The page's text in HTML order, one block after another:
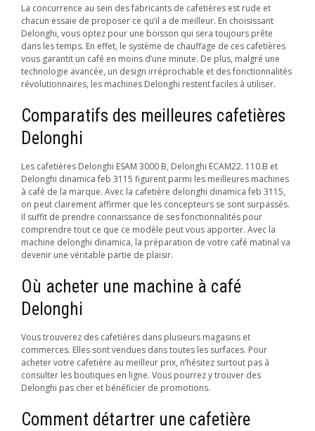
La concurrence au sein des fabricants de cafetières est rude et
chacun essaie de proposer ce qu’il a de meilleur. En choisissant
Delonghi, vous optez pour une boisson qui sera toujours prête
dans les temps. En effet, le système de chauffage de ces cafetières
vous garantit un café en moins d’une minute. De plus, malgré une
technologie avancée, un design irréprochable et des fonctionnalités
révolutionnaires, les machines Delonghi restent faciles à utiliser.
Comparatifs des meilleures cafetières
Delonghi
Les cafetières Delonghi ESAM 3000 B, Delonghi ECAM22. 110.B et
Delonghi dinamica feb 3115 figurent parmi les meilleures machines
à café de la marque. Avec la cafetière delonghi dinamica feb 3115,
on peut clairement affirmer que les concepteurs se sont surpassés.
Il suffit de prendre connaissance de ses fonctionnalités pour
comprendre tout ce que ce modèle peut vous apporter. Avec la
machine delonghi dinamica, la préparation de votre café matinal va
devenir une véritable partie de plaisir.
Où acheter une machine à café
Delonghi
Vous trouverez des cafetières dans plusieurs magasins et
commerces. Elles sont vendues dans toutes les surfaces. Pour
acheter votre cafetière au meilleur prix, n’hésitez surtout pas à
consulter les boutiques en ligne. Vous pourrez y trouver des
Delonghi pas cher et bénéficier de promotions.
Comment détartrer une cafetière